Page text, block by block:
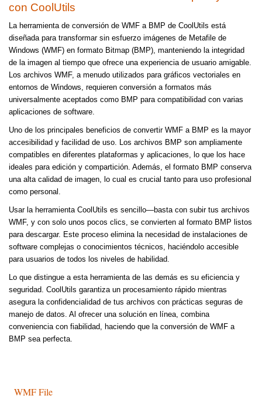
con CoolUtils
La herramienta de conversión de WMF a BMP de CoolUtils está
diseñada para transformar sin esfuerzo imágenes de Metafile de
Windows (WMF) en formato Bitmap (BMP), manteniendo la integridad
de la imagen al tiempo que ofrece una experiencia de usuario amigable.
Los archivos WMF, a menudo utilizados para gráficos vectoriales en
entornos de Windows, requieren conversión a formatos más
universalmente aceptados como BMP para compatibilidad con varias
aplicaciones de software.
Uno de los principales beneficios de convertir WMF a BMP es la mayor
accesibilidad y facilidad de uso. Los archivos BMP son ampliamente
compatibles en diferentes plataformas y aplicaciones, lo que los hace
ideales para edición y compartición. Además, el formato BMP conserva
una alta calidad de imagen, lo cual es crucial tanto para uso profesional
como personal.
Usar la herramienta CoolUtils es sencillo—basta con subir tus archivos
WMF, y con solo unos pocos clics, se convierten al formato BMP listos
para descargar. Este proceso elimina la necesidad de instalaciones de
software complejas o conocimientos técnicos, haciéndolo accesible
para usuarios de todos los niveles de habilidad.
Lo que distingue a esta herramienta de las demás es su eficiencia y
seguridad. CoolUtils garantiza un procesamiento rápido mientras
asegura la confidencialidad de tus archivos con prácticas seguras de
manejo de datos. Al ofrecer una solución en línea, combina
conveniencia con fiabilidad, haciendo que la conversión de WMF a
BMP sea perfecta.
WMF File